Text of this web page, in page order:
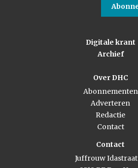
Digitale krant
Archief
Over DHC
Abonnementen
Adverteren
Redactie
Contact
Contact
Juffrouw Idastraat